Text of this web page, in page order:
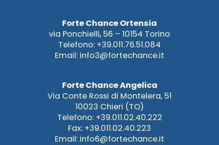
Forte Chance Ortensia
via Ponchielli, 56 – 10154 Torino
Telefono: +39.011.76.51.084
Email: info3@fortechance.it
Forte Chance Angelica
Via Conte Rossi di Montelera, 51
10023 Chieri (TO)
Telefono: +39.011.02.40.222
Fax: +39.011.02.40.223
Email: info6@fortechance.it